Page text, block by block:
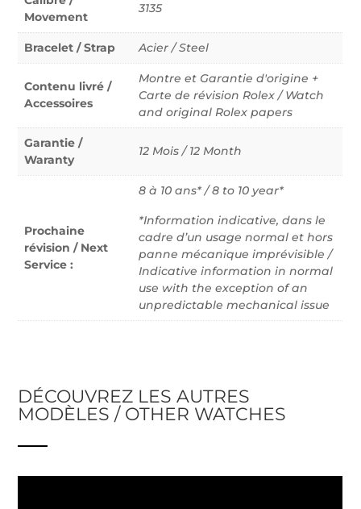
Movement
3135
Bracelet / Strap Acier / Steel
Contenu livré /
Accessoires
Montre et Garantie d'origine +
Carte de révision Rolex / Watch
and original Rolex papers
Garantie /
Waranty
12 Mois / 12 Month
Prochaine
révision / Next
Service :
8 à 10 ans* / 8 to 10 year*
*Information indicative, dans le
cadre d’un usage normal et hors
panne mécanique imprévisible /
Indicative information in normal
use with the exception of an
unpredictable mechanical issue
DÉCOUVREZ LES AUTRES
MODÈLES / OTHER WATCHES